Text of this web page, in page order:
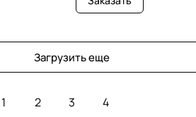
Загрузить еще
1 2 3 4